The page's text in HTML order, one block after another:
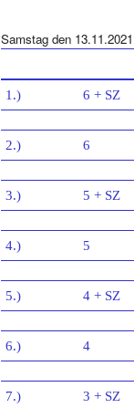
Samstag den 13.11.2021
1.) 6 + SZ
2.) 6
3.) 5 + SZ
4.) 5
5.) 4 + SZ
6.) 4
7.) 3 + SZ